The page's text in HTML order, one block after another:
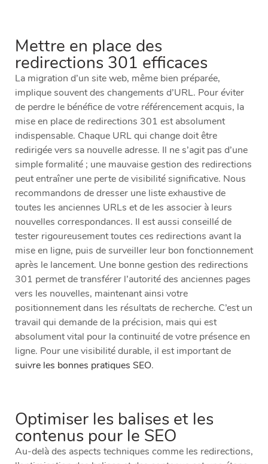
Mettre en place des
redirections 301 efficaces
La migration d’un site web, même bien préparée,
implique souvent des changements d’URL. Pour éviter
de perdre le bénéfice de votre référencement acquis, la
mise en place de redirections 301 est absolument
indispensable. Chaque URL qui change doit être
redirigée vers sa nouvelle adresse. Il ne s’agit pas d’une
simple formalité ; une mauvaise gestion des redirections
peut entraîner une perte de visibilité significative. Nous
recommandons de dresser une liste exhaustive de
toutes les anciennes URLs et de les associer à leurs
nouvelles correspondances. Il est aussi conseillé de
tester rigoureusement toutes ces redirections avant la
mise en ligne, puis de surveiller leur bon fonctionnement
après le lancement. Une bonne gestion des redirections
301 permet de transférer l’autorité des anciennes pages
vers les nouvelles, maintenant ainsi votre
positionnement dans les résultats de recherche. C’est un
travail qui demande de la précision, mais qui est
absolument vital pour la continuité de votre présence en
ligne. Pour une visibilité durable, il est important de
suivre les bonnes pratiques SEO.
Optimiser les balises et les
contenus pour le SEO
Au-delà des aspects techniques comme les redirections,